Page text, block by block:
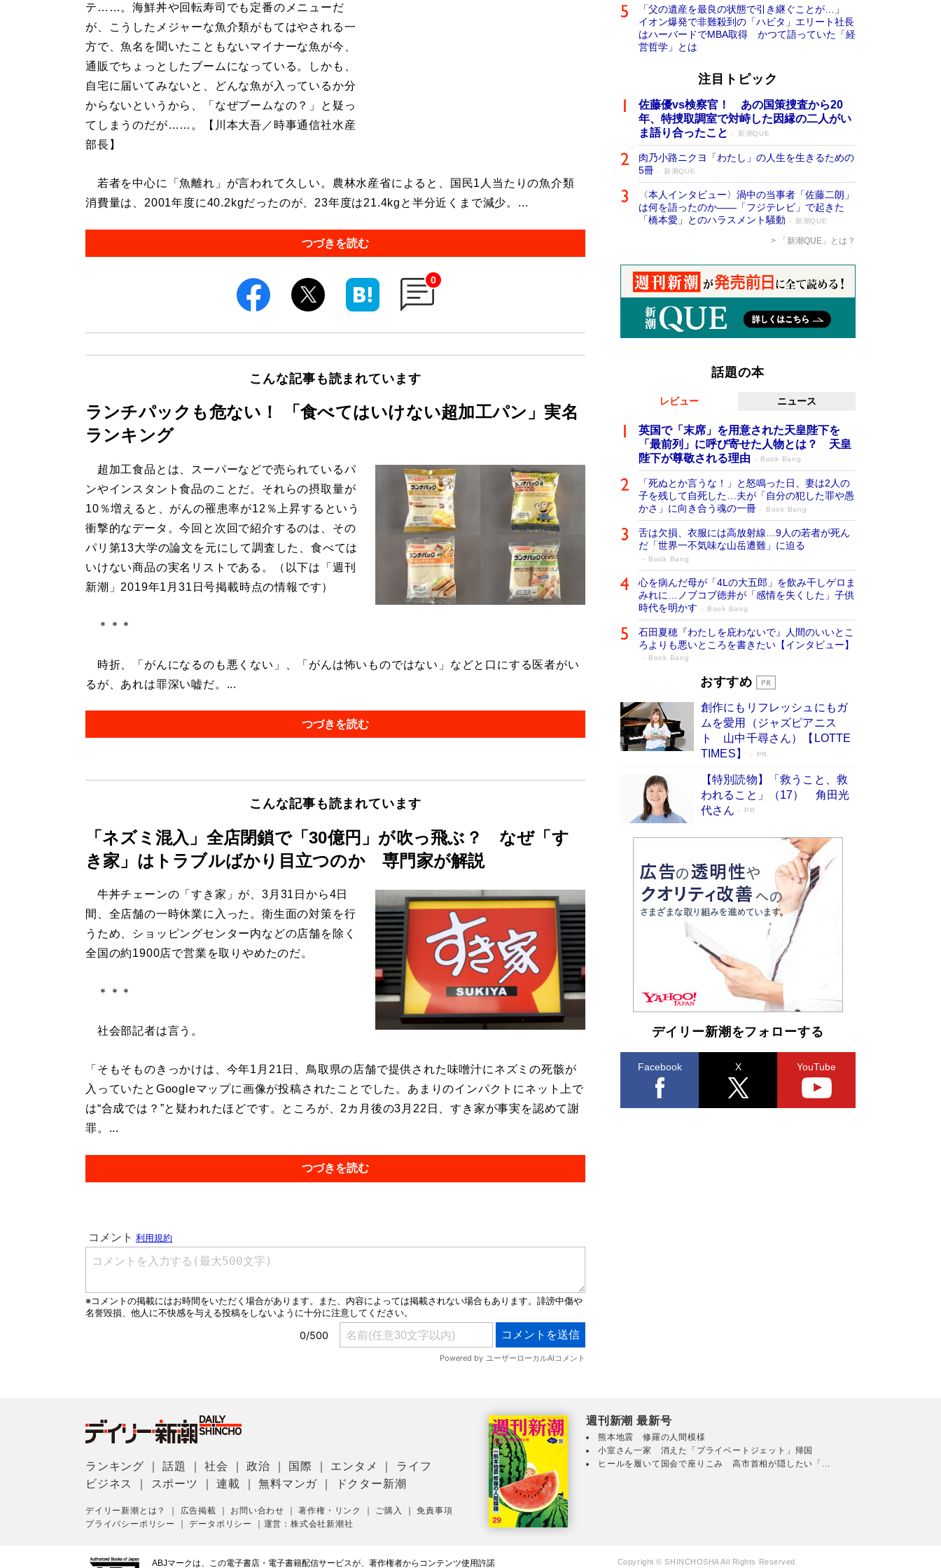
テ……。海鮮丼や回転寿司でも定番のメニューだ
が、こうしたメジャーな魚介類がもてはやされる一
方で、魚名を聞いたこともないマイナーな魚が今、
通販でちょっとしたブームになっている。しかも、
自宅に届いてみないと、どんな魚が入っているか分
からないというから、「なぜブームなの？」と疑っ
てしまうのだが……。【川本大吾／時事通信社水産
部長】
若者を中心に「魚離れ」が言われて久しい。農林水産省によると、国民1人当たりの魚介類
消費量は、2001年度に40.2kgだったのが、23年度は21.4kgと半分近くまで減少。...
つづきを読む
0
こんな記事も読まれています
ランチパックも危ない！ 「食べてはいけない超加工パン」実名
ランキング
超加工食品とは、スーパーなどで売られているパ
ンやインスタント食品のことだ。それらの摂取量が
10％増えると、がんの罹患率が12％上昇するという
衝撃的なデータ。今回と次回で紹介するのは、その
パリ第13大学の論文を元にして調査した、食べては
いけない商品の実名リストである。（以下は「週刊
新潮」2019年1月31日号掲載時点の情報です）
＊＊＊
時折、「がんになるのも悪くない」、「がんは怖いものではない」などと口にする医者がい
るが、あれは罪深い嘘だ。...
つづきを読む
こんな記事も読まれています
「ネズミ混入」全店閉鎖で「30億円」が吹っ飛ぶ？ なぜ「す
き家」はトラブルばかり目立つのか 専門家が解説
牛丼チェーンの「すき家」が、3月31日から4日
間、全店舗の一時休業に入った。衛生面の対策を行
うため、ショッピングセンター内などの店舗を除く
全国の約1900店で営業を取りやめたのだ。
＊＊＊
社会部記者は言う。
「そもそものきっかけは、今年1月21日、鳥取県の店舗で提供された味噌汁にネズミの死骸が
入っていたとGoogleマップに画像が投稿されたことでした。あまりのインパクトにネット上で
は“合成では？”と疑われたほどです。ところが、2カ月後の3月22日、すき家が事実を認めて謝
罪。...
つづきを読む
「父の遺産を最良の状態で引き継ぐことが…」
イオン爆発で非難殺到の「ハビタ」エリート社長
はハーバードでMBA取得 かつて語っていた「経
営哲学」とは
注目トピック
佐藤優vs検察官！ あの国策捜査から20
年、特捜取調室で対峙した因縁の二人がい
ま語り合ったこと
新潮QUE
肉乃小路ニクヨ「わたし」の人生を生きるための
5冊
新潮QUE
〈本人インタビュー〉渦中の当事者「佐藤二朗」
は何を語ったのか――「フジテレビ」で起きた
「橋本愛」とのハラスメント騒動
新潮QUE
「新潮QUE」とは？
話題の本
レビュー ニュース
英国で「末席」を用意された天皇陛下を
「最前列」に呼び寄せた人物とは？ 天皇
陛下が尊敬される理由
Book Bang
「死ぬとか言うな！」と怒鳴った日、妻は2人の
子を残して自死した…夫が「自分の犯した罪や愚
かさ」に向き合う魂の一冊
Book Bang
舌は欠損、衣服には高放射線…9人の若者が死ん
だ「世界一不気味な山岳遭難」に迫る
Book Bang
心を病んだ母が「4Lの大五郎」を飲み干しゲロま
みれに…ノブコブ徳井が「感情を失くした」子供
時代を明かす
Book Bang
石田夏穂『わたしを庇わないで』人間のいいとこ
ろよりも悪いところを書きたい【インタビュー】
Book Bang
73歳でも働くしかない 「老後レス時代」
「なんで？ そんな馬鹿な……」90歳になった作
家・阿刀田高さんが、ひとり暮らしの生活を明か
す
Book Bang
グに『容疑者Xの献身』『白夜行』など代表作が
並ぶ［文庫ベストセラー］
Book Bang
和田秀樹の70代、80代向け新書がベスト3を独
「『火垂るの墓』は、大嘘である」原作者が抱き
続けた“自責の念”とは…「自己憐憫は描きたくな
い」監督が徹底的にこだわったこと（後編） #
戦争の記憶
Book Bang
おすすめ
創作にもリフレッシュにもガ
ムを愛用（ジャズピアニス
ト 山中千尋さん）【LOTTE
TIMES】
PR
【特別読物】「救うこと、救
われること」（17） 角田光
代さん
PR
デイリー新潮をフォローする
Facebook X YouTube
ランキング ｜話題 ｜社会 ｜政治 国際 エンタメ
ライフ
ビジネス
スポーツ ｜連載 ｜無料マンガ ドクター新潮
デイリー新潮とは？ ｜ 広告掲載 ｜ お問い合わせ ｜著作権・リンク ｜ ご購入 ｜免責事項
プライバシーポリシー
｜データポリシー ｜ 運営：株式会社新潮社
週刊新潮 最新号
熊本地震 修羅の人間模様
小室さん一家 消えた「プライベートジェット」帰国
ヒールを履いて国会で座りこみ 高市首相が隠したい「...
ABJマークは、この電子書店・電子書籍配信サービスが、著作権者からコンテンツ使用許諾 Copyright © SHINCHOSHA All Rights Reserved.